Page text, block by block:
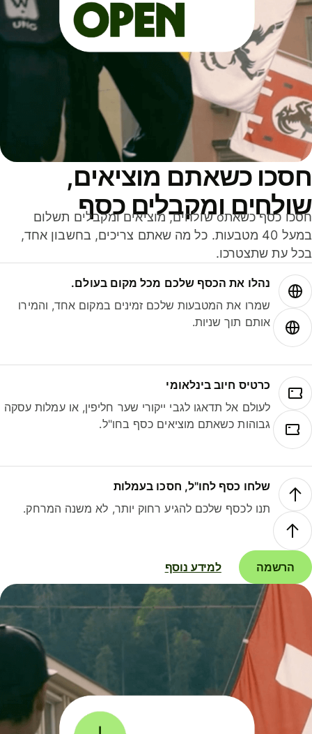
כשאתם מוציאים,
ומקבלים כסף
חסכו כסף כשאתo שולחים, מוציאים ומקבלים תשלום
במעל 40 מטבעות. כל מה שאתם צריכים, בחשבון אחד,
עת שתצטרכו.
נהלו את הכסף שלכם מכל מקום בעולם.
שמרו את המטבעות שלכם זמינים במקום אחד, והמירו
אותם תוך שניות.
כרטיס חיוב בינלאומי
לעולם אל תדאגו לגבי ייקורי שער חליפין, או עמלות עסקה
גבוהות כשאתם מוציאים כסף בחו"ל.
שלחו כסף לחו"ל, חסכו בעמלות
תנו לכסף שלכם להגיע רחוק יותר, לא משנה המרחק.
הרשמה למידע נוסף